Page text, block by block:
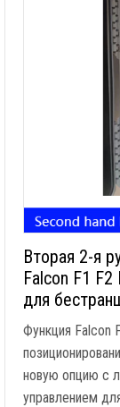
Вторая 2-я
Falcon F1
для
Функция Falcon
новую опцию с
управлением